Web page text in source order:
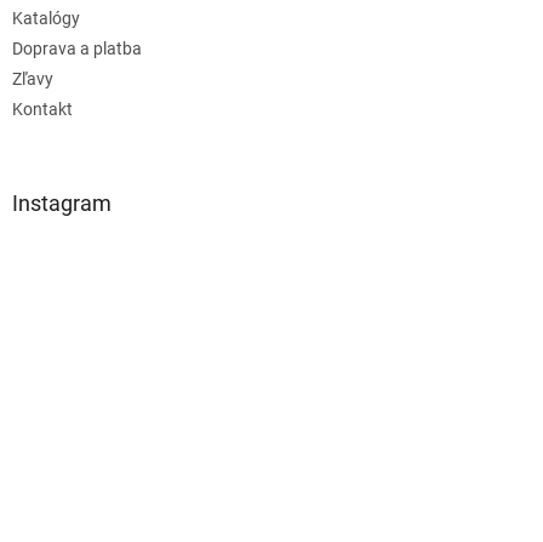
Katalógy
Doprava a platba
Zľavy
Kontakt
Instagram